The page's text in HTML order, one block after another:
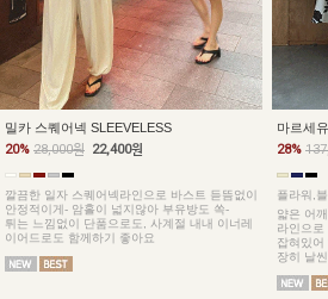
밀카 스퀘어넥 SLEEVELESS
20% 28,000원 22,400원
깔끔한 일자 스퀘어넥라인으로 바스트 듣뜸없이
안정적이게- 암홀이 넓지않아 부유방도 쏙-
튀는 느낌없이 단품으로도, 사계절 내내 이너레
이어드로도 함께하기 좋아요
마르세
28%
플라워,
얇은 어
라인으로
잡혀있어
장히 날